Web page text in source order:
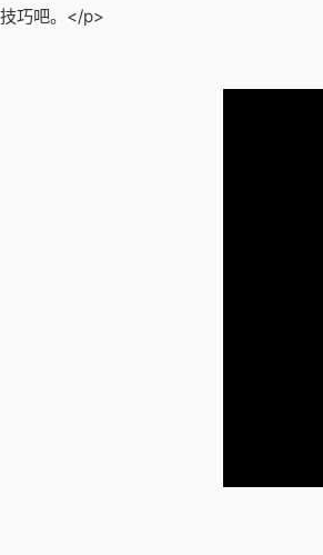
巧吧。</p>